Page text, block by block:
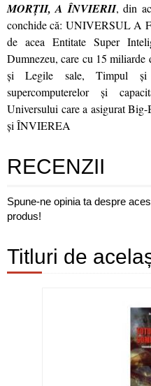
MORŢII, A ÎNVIERII, din
conchide că: UNIVERSUL A
de acea Entitate Super
Dumnezeu, care cu 15
şi Legile sale, Timpul şi
supercomputerelor şi
Universului care a asigurat
şi ÎNVIEREA
RECENZII
Spune-ne opinia ta despre
produs!
Titluri de